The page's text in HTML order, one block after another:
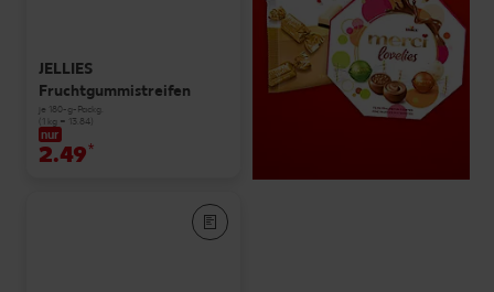
JELLIES
Fruchtgummistreifen
je 180-g-Packg.
(1 kg = 13.84)
nur
2.49*